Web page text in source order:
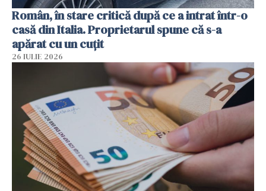
Român, în stare critică după ce a intrat într-o
casă din Italia. Proprietarul spune că s-a
apărat cu un cuțit
26 IULIE 2026